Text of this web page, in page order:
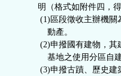
明（格式如附件四，得以
(1)區段徵收主辦機關為
動產。
(2)申撥國有建物，其建
基地之使用分區自建築
(3)申撥古蹟、歷史建築